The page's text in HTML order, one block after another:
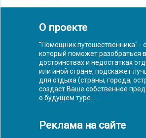
О проекте
"Помощник путешественника" -
который поможет разобраться в
достоинствах и недостатках
или иной стране, подскажет
для отдыха (страны, города,
создаст Ваше собственное
о будущем туре ...
Реклама на сайте